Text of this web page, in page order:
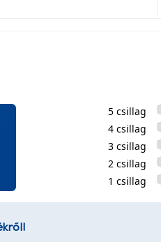
5 csillag
4 csillag
3 csillag
2 csillag
1 csillag